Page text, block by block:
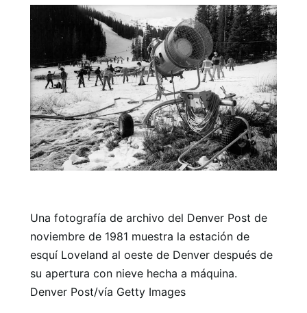
Una fotografía de archivo del Denver Post de
noviembre de 1981 muestra la estación de
esquí Loveland al oeste de Denver después de
su apertura con nieve hecha a máquina.
Denver Post/vía Getty Images